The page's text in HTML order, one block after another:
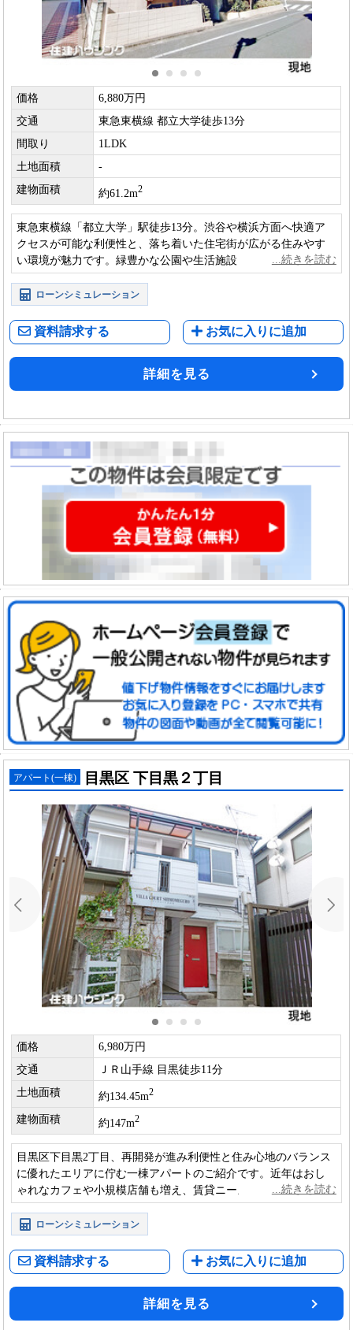
価格
6,880万円
交通
東急東横線 都立大学徒歩13分
間取り
1LDK
土地面積
-
建物面積
約61.2m2
東急東横線「都立大学」駅徒歩13分。渋谷や横浜方面へ快適ア
クセスが可能な利便性と、落ち着いた住宅街が広がる住みやす
い環境が魅力です。緑豊かな公園や生活施設も整う目黒区で、
快適な都市生活を実現できます。
ローンシミュレーション
資料請求する お気に入りに追加
詳細を見る
アパート(一棟) 目黒区 下目黒２丁目
価格
6,980万円
交通
ＪＲ山手線 目黒徒歩11分
土地面積
約134.45m2
建物面積 約147m2
目黒区下目黒2丁目、再開発が進み利便性と住み心地のバランス
に優れたエリアに佇む一棟アパートのご紹介です。近年はおし
ゃれなカフェや小規模店舗も増え、賃貸ニーズの底堅さが特徴
として挙げられます。
ローンシミュレーション
資料請求する お気に入りに追加
詳細を見る